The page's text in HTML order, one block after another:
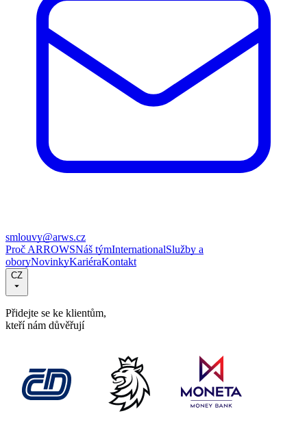
smlouvy@arws.cz
Proč ARROWSNáš týmInternationalSlužby a
oboryNovinkyKariéraKontakt
CZ
Přidejte se ke klientům,
kteří nám důvěřují